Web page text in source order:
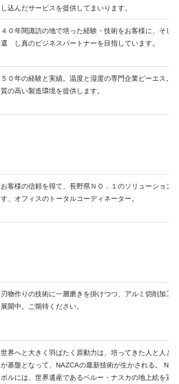
し込んだサービスを提供してまいります。
４０年間諏訪の地で培った経験・技術をお客様に、そし
還 し真のビジネスパートナーを目指しています。
５０年の経験と実績。温度と湿度の専門企業ピーエス。
質の高い製造環境を提供します。
お客様の信頼を得て、長野県ＮＯ．１のソリューション
す、オフィスのトータルコーディネーター。
刃物作りの技術に一層磨きを掛けつつ、アルミ切削加工
展開中。ご期待ください。
世界へと大きく羽ばたく原動力は、培ってきた人と人と
が基盤となって、NAZCAの最新技術が生かされる。
ボルには、世界遺産であるペルー・ナスカの地上絵を冠